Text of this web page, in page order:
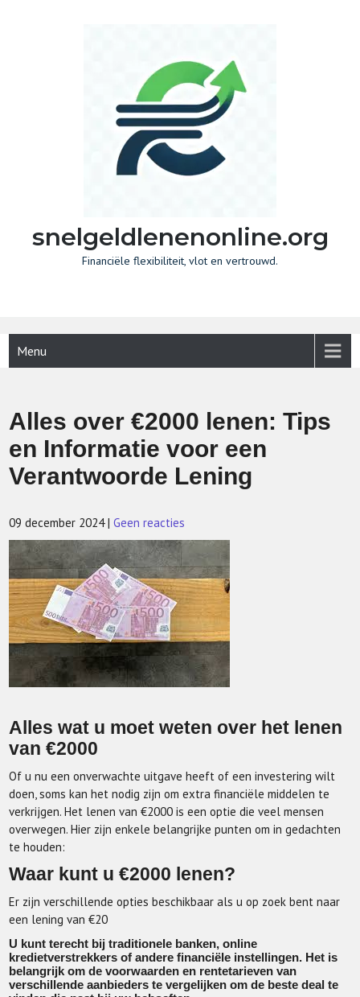
snelgeldlenenonline.org
Financiële flexibiliteit, vlot en vertrouwd.
Menu
Alles over €2000 lenen: Tips
en Informatie voor een
Verantwoorde Lening
09 december 2024 |Geen reacties
Alles wat u moet weten over het lenen
van €2000
Of u nu een onverwachte uitgave heeft of een investering wilt
doen, soms kan het nodig zijn om extra financiële middelen te
verkrijgen. Het lenen van €2000 is een optie die veel mensen
overwegen. Hier zijn enkele belangrijke punten om in gedachten
te houden:
Waar kunt u €2000 lenen?
Er zijn verschillende opties beschikbaar als u op zoek bent naar
een lening van €20
U kunt terecht bij traditionele banken, online
kredietverstrekkers of andere financiële instellingen. Het is
belangrijk om de voorwaarden en rentetarieven van
verschillende aanbieders te vergelijken om de beste deal te